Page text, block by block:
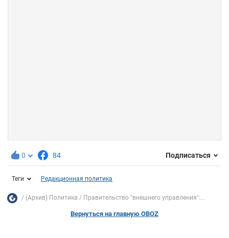
0 84 Подписаться
Теги Редакционная политика
(Архив) Политика Правительство "внешнего управления":...
Вернуться на главную OBOZ